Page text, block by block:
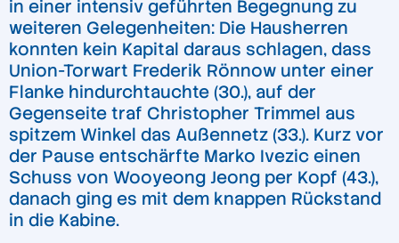
in einer intensiv geführten Begegnung zu
weiteren Gelegenheiten: Die Hausherren
konnten kein Kapital daraus schlagen, dass
Union-Torwart Frederik Rönnow unter einer
Flanke hindurchtauchte (30.), auf der
Gegenseite traf Christopher Trimmel aus
spitzem Winkel das Außennetz (33.). Kurz vor
der Pause entschärfte Marko Ivezic einen
Schuss von Wooyeong Jeong per Kopf (43.),
danach ging es mit dem knappen Rückstand
in die Kabine.